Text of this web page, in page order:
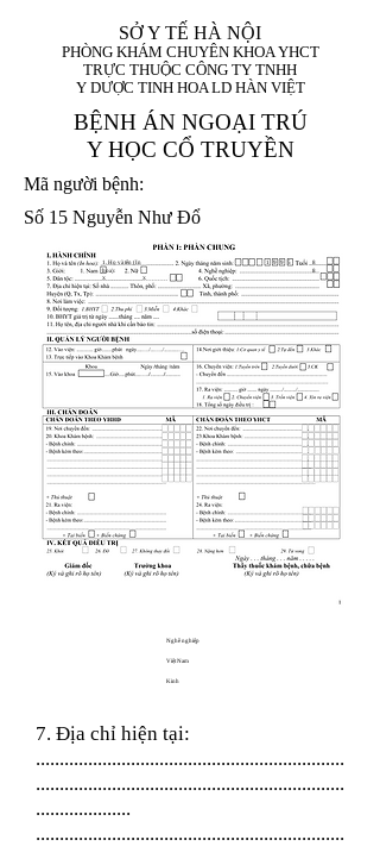
SỞ Y TẾ HÀ NỘI
PHÒNG KHÁM CHUYÊN KHOA YHCT
TRỰC THUỘC CÔNG TY TNHH
Y DƯỢC TINH HOA LD HÀN VIỆT
BỆNH ÁN NGOẠI TRÚ
Y HỌC CỔ TRUYỀN
Mã người bệnh:
Số 15 Nguyễn Như Đổ
1. Họ và tên (In
hoa):
1 9 9 5
8
8
X
X
Nghề nghiệp
Việt Nam
Kinh
7. Địa chỉ hiện tại:
.................................................................
.................................................................
....................
.................................................................